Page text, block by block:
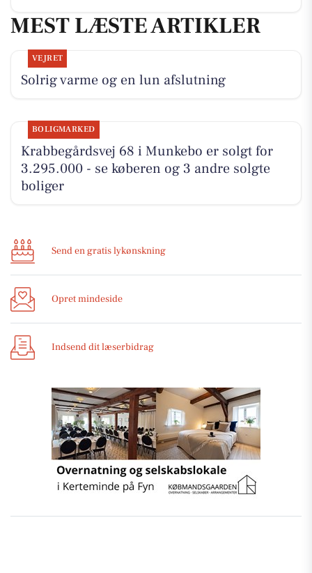
MEST LÆSTE ARTIKLER
VEJRET
Solrig varme og en lun afslutning
BOLIGMARKED
Krabbegårdsvej 68 i Munkebo er solgt for
3.295.000 - se køberen og 3 andre solgte
boliger
Send en gratis lykønskning
Opret mindeside
Indsend dit læserbidrag